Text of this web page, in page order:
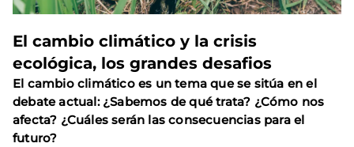
El cambio climático y la crisis
ecológica, los grandes desafios
El cambio climático es un tema que se sitúa en el
debate actual: ¿Sabemos de qué trata? ¿Cómo nos
afecta? ¿Cuáles serán las consecuencias para el
futuro?